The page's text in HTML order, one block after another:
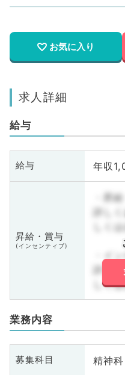
お気に入り
求人詳細
給与
給与 年収
昇給・賞与
(インセンティブ)
・昇
詳し
しく
・イ
詳し
しく
業務内容
募集科目 精神科